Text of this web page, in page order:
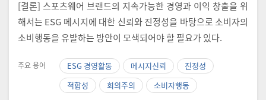
[결론] 스포츠웨어 브랜드의 지속가능한 경영과 이익 창출을 위
해서는 ESG 메시지에 대한 신뢰와 진정성을 바탕으로 소비자의
소비행동을 유발하는 방안이 모색되어야 할 필요가 있다.
주요 용어 ESG 경영활동 메시지신뢰
진정성
적합성
회의주의 소비자행동